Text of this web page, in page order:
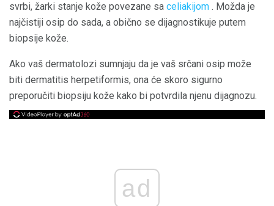
svrbi, žarki stanje kože povezane sa celiakijom . Možda je
najčistiji osip do sada, a obično se dijagnostikuje putem
biopsije kože.
Ako vaš dermatolozi sumnjaju da je vaš srčani osip može
biti dermatitis herpetiformis, ona će skoro sigurno
preporučiti biopsiju kože kako bi potvrdila njenu dijagnozu.
ad